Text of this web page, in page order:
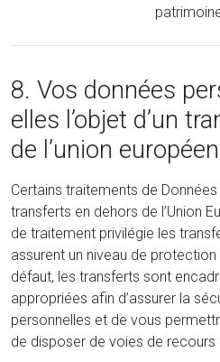
8. Vos données
elles l’objet d’un
de l’union
Certains traitements de
transferts en dehors de l’Union
de traitement privilégie les
assurent un niveau de
défaut, les transferts sont
appropriées afin d’assurer la
personnelles et de vous
de disposer de voies de recours